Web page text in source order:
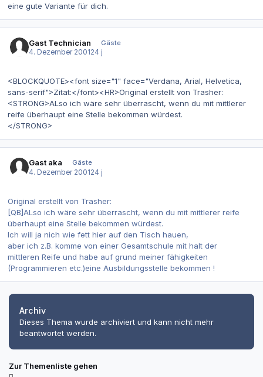
eine gute Variante für dich.
Gast Technician
Gäste
4. Dezember 200124 j
<BLOCKQUOTE><font size="1" face="Verdana, Arial, Helvetica,
sans-serif">Zitat:</font><HR>Original erstellt von Trasher:
<STRONG>ALso ich wäre sehr überrascht, wenn du mit mittlerer
reife überhaupt eine Stelle bekommen würdest.
</STRONG>
Gast aka
Gäste
4. Dezember 200124 j
Original erstellt von Trasher:
[QB]ALso ich wäre sehr überrascht, wenn du mit mittlerer reife
überhaupt eine Stelle bekommen würdest.
Ich will ja nich wie fett hier auf den Tisch hauen,
aber ich z.B. komme von einer Gesamtschule mit halt der
mittleren Reife und habe auf grund meiner fähigkeiten
(Programmieren etc.)eine Ausbildungsstelle bekommen !
Archiv
Dieses Thema wurde archiviert und kann nicht mehr
beantwortet werden.
Zur Themenliste gehen